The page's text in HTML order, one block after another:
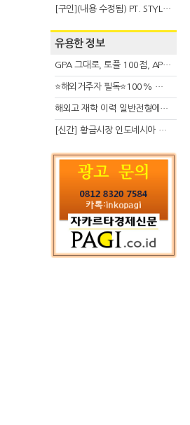
[구인](내용 수정됨) PT. STYLE KOREAN INDONESIA (스타일 코리안 인도네시아)
유용한 정보
GPA 그대로, 토플 100점, AP 막막 — 원인은 하나입니다
⭐해외거주자 필독⭐100% 온라인 마지막 한국어교원 2급 추가모집 (~8/2)
해외고 재학 이력 일반전형에서 분명한 입시 강점 살리는 전략
[신간] 황금시장 인도네시아 슈퍼리치의 성공 수업